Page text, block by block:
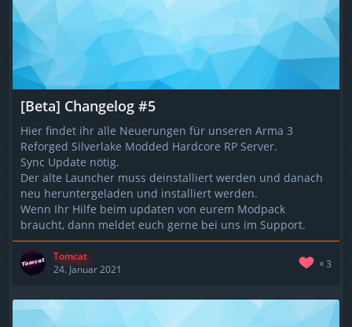
[Beta] Changelog #5
Hier findet ihr alle Neuerungen für unseren Arma 3
Reforged Silverlake Modded Hardcore RP Server.
Sync Update nötig.
Der alte Launcher muss deinstalliert werden und danach
neu heruntergeladen und installiert werden.
Wenn Ihr Hilfe beim updaten von eurem Modpack
braucht, dann meldet euch gerne bei uns im Support.
Tomcat
24. Januar 2021
3